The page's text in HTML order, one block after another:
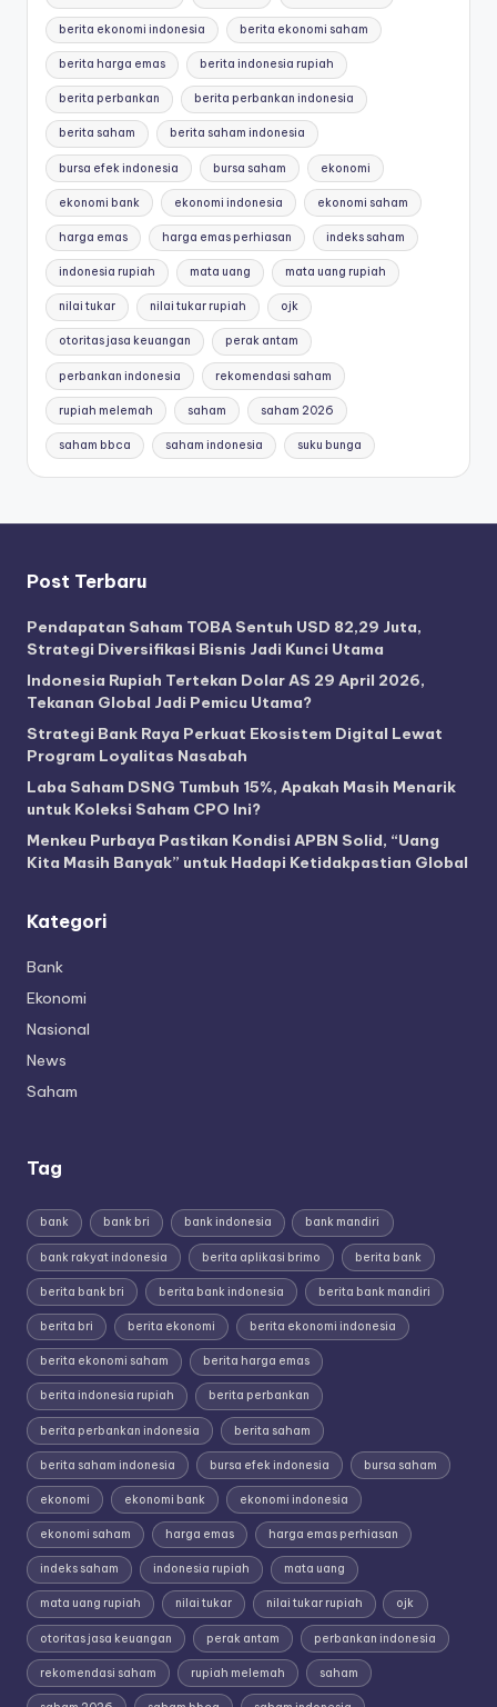
berita ekonomi indonesia berita ekonomi saham
berita harga emas berita indonesia rupiah
berita perbankan berita perbankan indonesia
berita saham berita saham indonesia
bursa efek indonesia bursa saham ekonomi
ekonomi bank ekonomi indonesia ekonomi saham
harga emas harga emas perhiasan indeks saham
indonesia rupiah mata uang mata uang rupiah
nilai tukar nilai tukar rupiah ojk
otoritas jasa keuangan perak antam
perbankan indonesia rekomendasi saham
rupiah melemah saham saham 2026
saham bbca saham indonesia suku bunga
Post Terbaru
Pendapatan Saham TOBA Sentuh USD 82,29 Juta,
Strategi Diversifikasi Bisnis Jadi Kunci Utama
Indonesia Rupiah Tertekan Dolar AS 29 April 2026,
Tekanan Global Jadi Pemicu Utama?
Strategi Bank Raya Perkuat Ekosistem Digital Lewat
Program Loyalitas Nasabah
Laba Saham DSNG Tumbuh 15%, Apakah Masih Menarik
untuk Koleksi Saham CPO Ini?
Menkeu Purbaya Pastikan Kondisi APBN Solid, “Uang
Kita Masih Banyak” untuk Hadapi Ketidakpastian Global
Kategori
Bank
Ekonomi
Nasional
News
Saham
Tag
bank bank bri bank indonesia bank mandiri
bank rakyat indonesia berita aplikasi brimo berita bank
berita bank bri berita bank indonesia berita bank mandiri
berita bri berita ekonomi berita ekonomi indonesia
berita ekonomi saham berita harga emas
berita indonesia rupiah berita perbankan
berita perbankan indonesia berita saham
berita saham indonesia bursa efek indonesia bursa saham
ekonomi ekonomi bank ekonomi indonesia
ekonomi saham harga emas harga emas perhiasan
indeks saham indonesia rupiah mata uang
mata uang rupiah nilai tukar nilai tukar rupiah ojk
otoritas jasa keuangan perak antam perbankan indonesia
rekomendasi saham rupiah melemah saham